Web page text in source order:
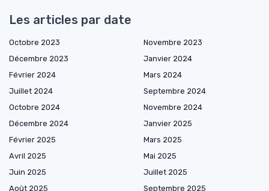
Les articles par date
Octobre 2023
Novembre 2023
Décembre 2023
Janvier 2024
Février 2024
Mars 2024
Juillet 2024
Septembre 2024
Octobre 2024
Novembre 2024
Décembre 2024
Janvier 2025
Février 2025
Mars 2025
Avril 2025
Mai 2025
Juin 2025
Juillet 2025
Août 2025
Septembre 2025